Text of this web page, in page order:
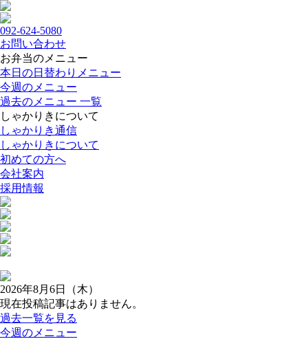
092-624-5080
お問い合わせ
お弁当のメニュー
本日の日替わりメニュー
今週のメニュー
過去のメニュー 一覧
しゃかりきについて
しゃかりき通信
しゃかりきについて
初めての方へ
会社案内
採用情報
2026年8月6日（木）
現在投稿記事はありません。
過去一覧を見る
今週のメニュー